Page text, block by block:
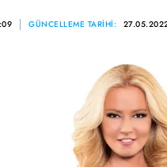
GÜNCELLEME TARİHİ: